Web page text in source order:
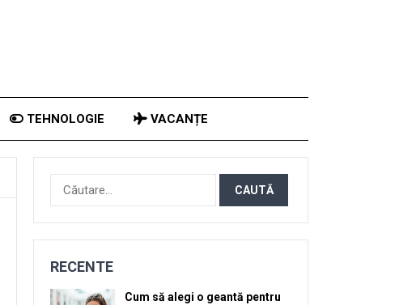
TEHNOLOGIE VACANȚE
Caută
după:
RECENTE
Cum să alegi o geantă pentru